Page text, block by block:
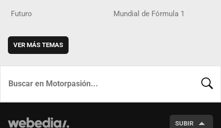
Futuro Mundial de Fórmula 1
VER MÁS TEMAS
SUBIR